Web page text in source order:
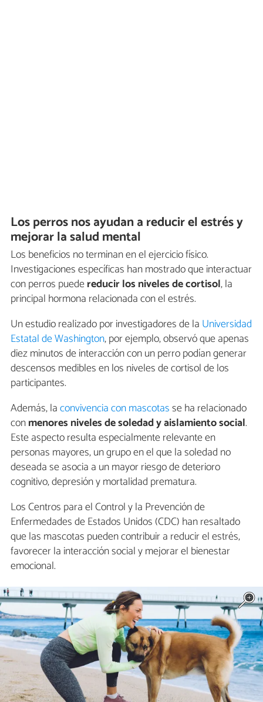
Los perros nos ayudan a reducir el estrés y
mejorar la salud mental
Los beneficios no terminan en el ejercicio físico.
Investigaciones específicas han mostrado que interactuar
con perros puedereducir los niveles de cortisol, la
principal hormona relacionada con el estrés.
Un estudio realizado por investigadores de la Universidad
Estatal de Washington, por ejemplo, observó que apenas
diez minutos de interacción con un perro podían generar
descensos medibles en los niveles de cortisol de los
participantes.
Además, laconvivencia con mascotasse ha relacionado
conmenores niveles de soledad y aislamiento social.
Este aspecto resulta especialmente relevante en
personas mayores, un grupo en el que la soledad no
deseada se asocia a un mayor riesgo de deterioro
cognitivo, depresión y mortalidad prematura.
Los Centros para el Control y la Prevención de
Enfermedades de Estados Unidos (CDC) han resaltado
que las mascotas pueden contribuir a reducir el estrés,
favorecer la interacción social y mejorar el bienestar
emocional.